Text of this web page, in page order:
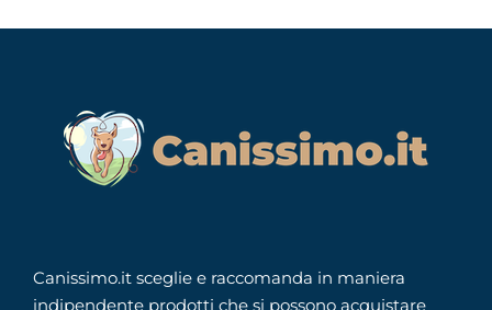
Canissimo.it sceglie e raccomanda in maniera
indipendente prodotti che si possono acquistare